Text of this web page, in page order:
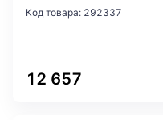
Код товара: 292337
12 657